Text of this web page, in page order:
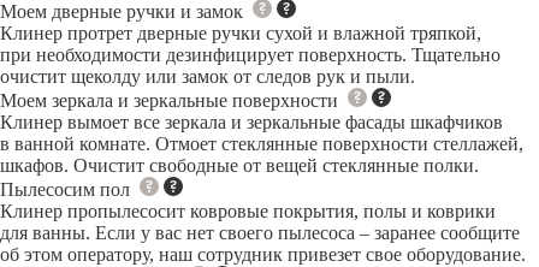
Моем дверные ручки и замок
Клинер протрет дверные ручки сухой и влажной тряпкой,
при необходимости дезинфицирует поверхность. Тщательно
очистит щеколду или замок от следов рук и пыли.
Моем зеркала и зеркальные поверхности
Клинер вымоет все зеркала и зеркальные фасады шкафчиков
в ванной комнате. Отмоет стеклянные поверхности стеллажей,
шкафов. Очистит свободные от вещей стеклянные полки.
Пылесосим пол
Клинер пропылесосит ковровые покрытия, полы и коврики
для ванны. Если у вас нет своего пылесоса – заранее сообщите
об этом оператору, наш сотрудник привезет свое оборудование.